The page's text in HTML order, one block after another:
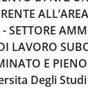
SETTORE
LAVORO
E
Degli